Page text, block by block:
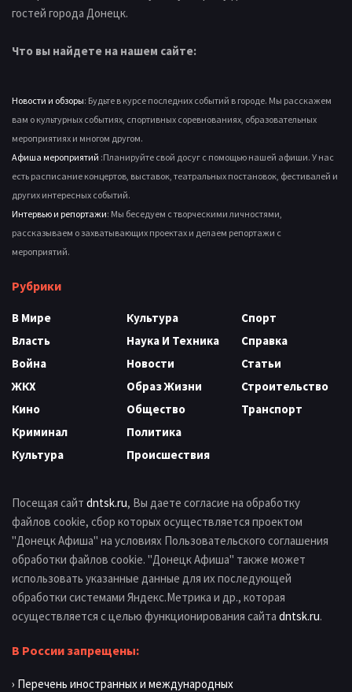
гостей города Донецк.
Что вы найдете на нашем сайте:
Новости и обзоры: Будьте в курсе последних событий в городе. Мы расскажем
вам о культурных событиях, спортивных соревнованиях, образовательных
мероприятиях и многом другом.
Афиша мероприятий :Планируйте свой досуг с помощью нашей афиши. У нас
есть расписание концертов, выставок, театральных постановок, фестивалей и
других интересных событий.
Интервью и репортажи: Мы беседуем с творческими личностями,
рассказываем о захватывающих проектах и делаем репортажи с
мероприятий.
Рубрики
В Мире
Власть
Война
ЖКХ
Кино
Криминал
Культура
Культура
Наука И Техника
Новости
Образ Жизни
Общество
Политика
Происшествия
Спорт
Справка
Статьи
Строительство
Транспорт
Посещая сайт dntsk.ru, Вы даете согласие на обработку
файлов cookie, сбор которых осуществляется проектом
"Донецк Афиша" на условиях Пользовательского соглашения
обработки файлов cookie. "Донецк Афиша" также может
использовать указанные данные для их последующей
обработки системами Яндекс.Метрика и др., которая
осуществляется с целью функционирования сайта dntsk.ru.
В России запрещены:
› Перечень иностранных и международных